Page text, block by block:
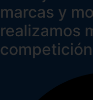
marcas y
realizamos